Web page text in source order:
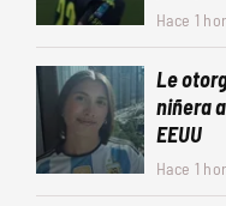
Hace 1
Le
niñera
EEUU
Hace 1